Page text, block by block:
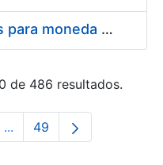
Suministro de estuches para moneda de 30 €
de 486 resultados.
...Páginas intermedias Use
Página
49